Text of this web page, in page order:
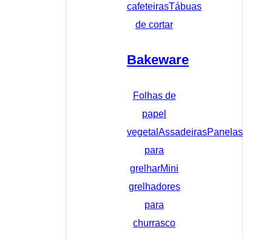
cafeteirasTábuas
de cortar
Bakeware
Folhas de
papel
vegetal AssadeirasPanelas
para
grelharMini
grelhadores
para
churrasco